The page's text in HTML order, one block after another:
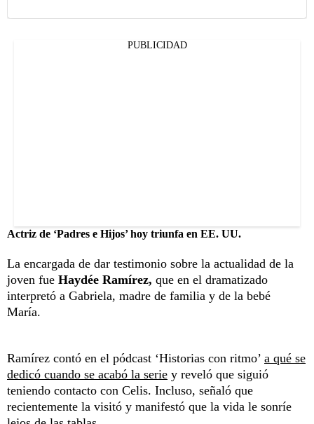
PUBLICIDAD
Actriz de ‘Padres e Hijos’ hoy triunfa en EE. UU.
La encargada de dar testimonio sobre la actualidad de la
joven fue Haydée Ramírez, que en el dramatizado
interpretó a Gabriela, madre de familia y de la bebé
María.
Ramírez contó en el pódcast ‘Historias con ritmo’ a qué se
dedicó cuando se acabó la serie y reveló que siguió
teniendo contacto con Celis. Incluso, señaló que
recientemente la visitó y manifestó que la vida le sonríe